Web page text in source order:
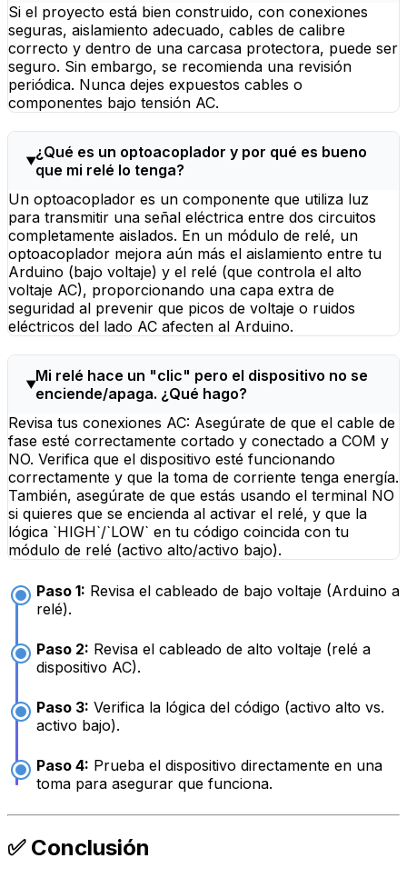
Si el proyecto está bien construido, con conexiones
seguras, aislamiento adecuado, cables de calibre
correcto y dentro de una carcasa protectora, puede ser
seguro. Sin embargo, se recomienda una revisión
periódica. Nunca dejes expuestos cables o
componentes bajo tensión AC.
¿Qué es un optoacoplador y por qué es bueno
que mi relé lo tenga?
Un optoacoplador es un componente que utiliza luz
para transmitir una señal eléctrica entre dos circuitos
completamente aislados. En un módulo de relé, un
optoacoplador mejora aún más el aislamiento entre tu
Arduino (bajo voltaje) y el relé (que controla el alto
voltaje AC), proporcionando una capa extra de
seguridad al prevenir que picos de voltaje o ruidos
eléctricos del lado AC afecten al Arduino.
Mi relé hace un "clic" pero el dispositivo no se
enciende/apaga. ¿Qué hago?
Revisa tus conexiones AC: Asegúrate de que el cable de
fase esté correctamente cortado y conectado a COM y
NO. Verifica que el dispositivo esté funcionando
correctamente y que la toma de corriente tenga energía.
También, asegúrate de que estás usando el terminal NO
si quieres que se encienda al activar el relé, y que la
lógica `HIGH`/`LOW` en tu código coincida con tu
módulo de relé (activo alto/activo bajo).
Paso 1: Revisa el cableado de bajo voltaje (Arduino a
relé).
Paso 2: Revisa el cableado de alto voltaje (relé a
dispositivo AC).
Paso 3: Verifica la lógica del código (activo alto vs.
activo bajo).
Paso 4: Prueba el dispositivo directamente en una
toma para asegurar que funciona.
✅ Conclusión